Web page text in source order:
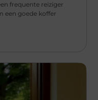
frequente reiziger
een goede koffer